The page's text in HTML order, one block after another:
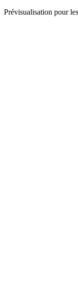
Prévisualisation pour